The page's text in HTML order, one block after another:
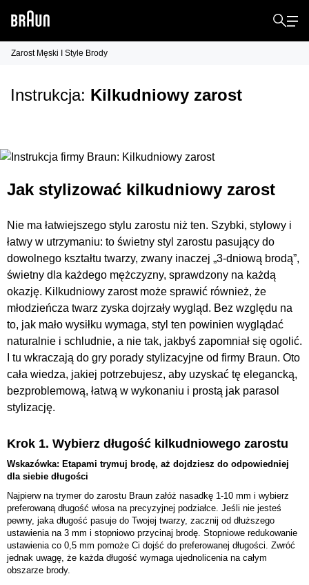
Zarost Męski I Style Brody
Instrukcja: Kilkudniowy zarost
Jak stylizować kilkudniowy zarost
Nie ma łatwiejszego stylu zarostu niż ten. Szybki, stylowy i
łatwy w utrzymaniu: to świetny styl zarostu pasujący do
dowolnego kształtu twarzy, zwany inaczej „3-dniową brodą”,
świetny dla każdego mężczyzny, sprawdzony na każdą
okazję. Kilkudniowy zarost może sprawić również, że
młodzieńcza twarz zyska dojrzały wygląd. Bez względu na
to, jak mało wysiłku wymaga, styl ten powinien wyglądać
naturalnie i schludnie, a nie tak, jakbyś zapomniał się ogolić.
I tu wkraczają do gry porady stylizacyjne od firmy Braun. Oto
cała wiedza, jakiej potrzebujesz, aby uzyskać tę elegancką,
bezproblemową, łatwą w wykonaniu i prostą jak parasol
stylizację.
Krok 1. Wybierz długość kilkudniowego zarostu
Wskazówka: Etapami trymuj brodę, aż dojdziesz do odpowiedniej
dla siebie długości
Najpierw na trymer do zarostu Braun załóż nasadkę 1-10 mm i wybierz
preferowaną długość włosa na precyzyjnej podziałce. Jeśli nie jesteś
pewny, jaka długość pasuje do Twojej twarzy, zacznij od dłuższego
ustawienia na 3 mm i stopniowo przycinaj brodę. Stopniowe redukowanie
ustawienia co 0,5 mm pomoże Ci dojść do preferowanej długości. Zwróć
jednak uwagę, że każda długość wymaga ujednolicenia na całym
obszarze brody.